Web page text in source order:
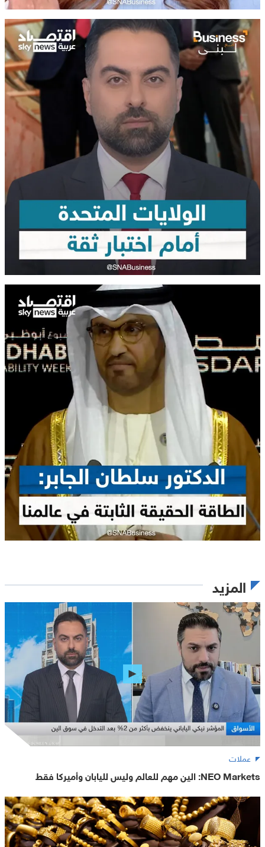
المزيد
عملات
NEO Markets: الين مهم للعالم وليس لليابان وأميركا فقط